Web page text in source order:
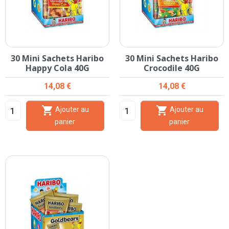
30 Mini Sachets Haribo
Happy Cola 40G
Prix
14,08 €

panier
30 Mini Sachets Haribo
Crocodile 40G
Prix
14,08 €

panier